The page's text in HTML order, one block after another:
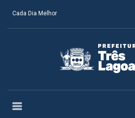
Cada Dia Melhor